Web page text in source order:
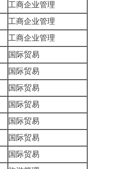
工商企业管理
工商企业管理
工商企业管理
国际贸易
国际贸易
国际贸易
国际贸易
国际贸易
国际贸易
国际贸易